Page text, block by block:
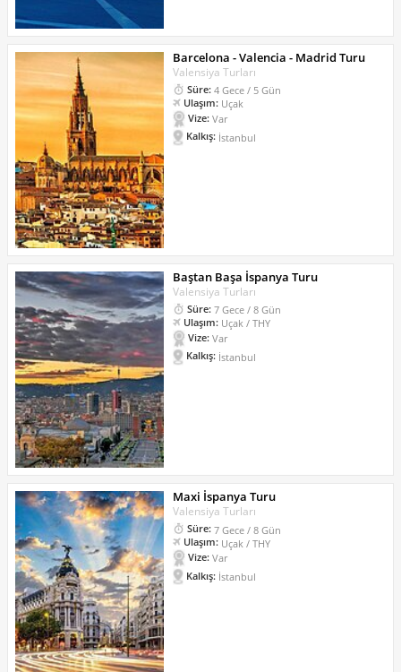
Barcelona - Valencia - Madrid Turu
Valensiya Turları
Süre: 4 Gece / 5 Gün
Ulaşım: Uçak
Vize: Var
Kalkış: İstanbul
Baştan Başa İspanya Turu
Valensiya Turları
Süre: 7 Gece / 8 Gün
Ulaşım: Uçak / THY
Vize: Var
Kalkış: İstanbul
Maxi İspanya Turu
Valensiya Turları
Süre: 7 Gece / 8 Gün
Ulaşım: Uçak / THY
Vize: Var
Kalkış: İstanbul